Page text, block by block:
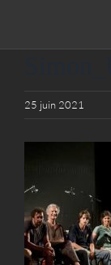
25 juin 2021